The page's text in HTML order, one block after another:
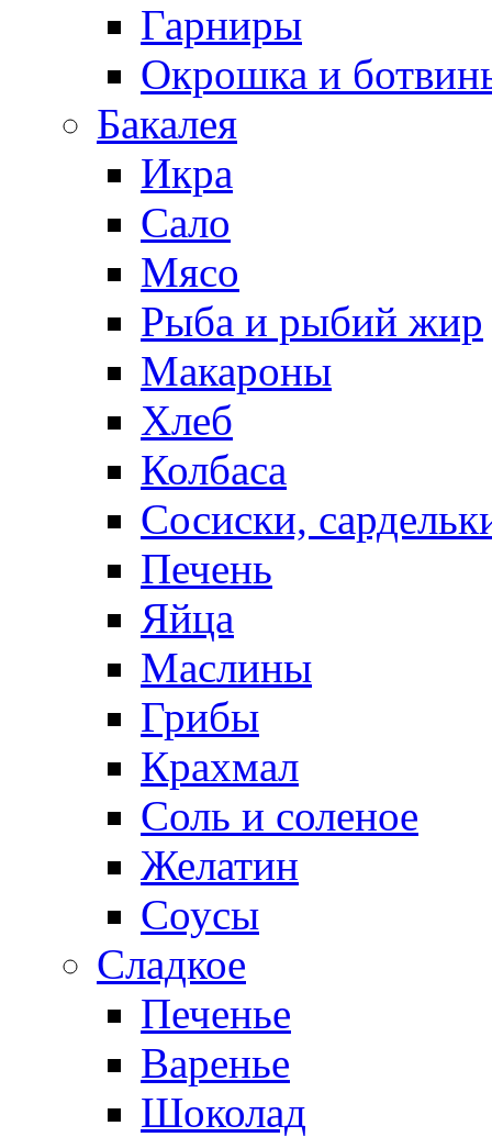
Гарниры
Окрошка и
Бакалея
Икра
Сало
Мясо
Рыба и рыбий жир
Макароны
Хлеб
Колбаса
Сосиски,
Печень
Яйца
Маслины
Грибы
Крахмал
Соль и соленое
Желатин
Соусы
Сладкое
Печенье
Варенье
Шоколад